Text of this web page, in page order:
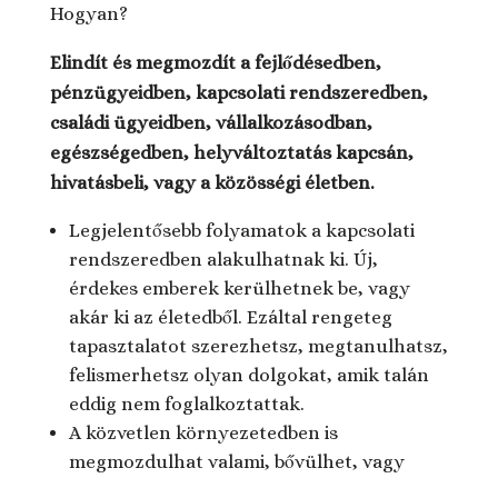
Hogyan?
Elindít és megmozdít a fejlődésedben,
pénzügyeidben, kapcsolati rendszeredben,
családi ügyeidben, vállalkozásodban,
egészségedben, helyváltoztatás kapcsán,
hivatásbeli, vagy a közösségi életben.
Legjelentősebb folyamatok a kapcsolati
rendszeredben alakulhatnak ki. Új,
érdekes emberek kerülhetnek be, vagy
akár ki az életedből. Ezáltal rengeteg
tapasztalatot szerezhetsz, megtanulhatsz,
felismerhetsz olyan dolgokat, amik talán
eddig nem foglalkoztattak.
A közvetlen környezetedben is
megmozdulhat valami, bővülhet, vagy